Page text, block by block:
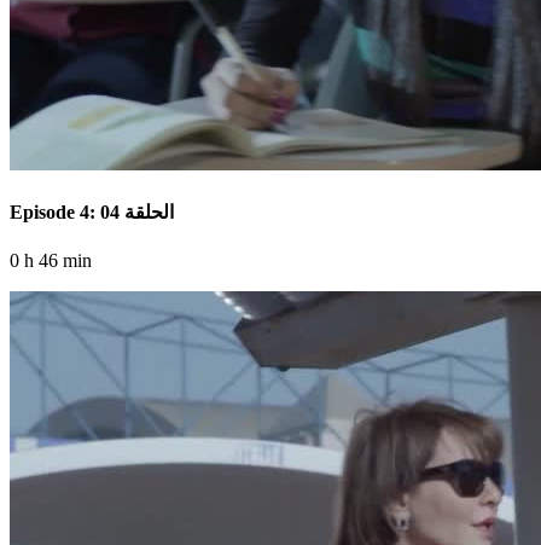
Episode 4: الحلقة 04
0 h 46 min